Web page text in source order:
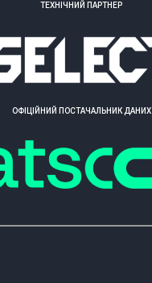
ТЕХНІЧНИЙ ПАРТНЕР
ОФІЦІЙНИЙ ПОСТАЧАЛЬНИК ДАНИХ